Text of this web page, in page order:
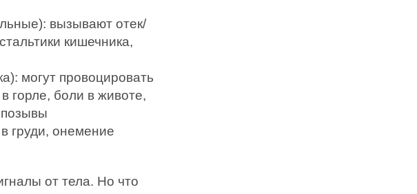
вызывают отек/
кишечника,
могут провоцировать
горле, боли в животе,
груди, онемение
от тела. Но что